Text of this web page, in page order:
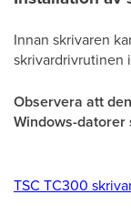
Innan skrivaren
skrivardrivrutinen
Observera att
Windows-datorer
TSC TC300